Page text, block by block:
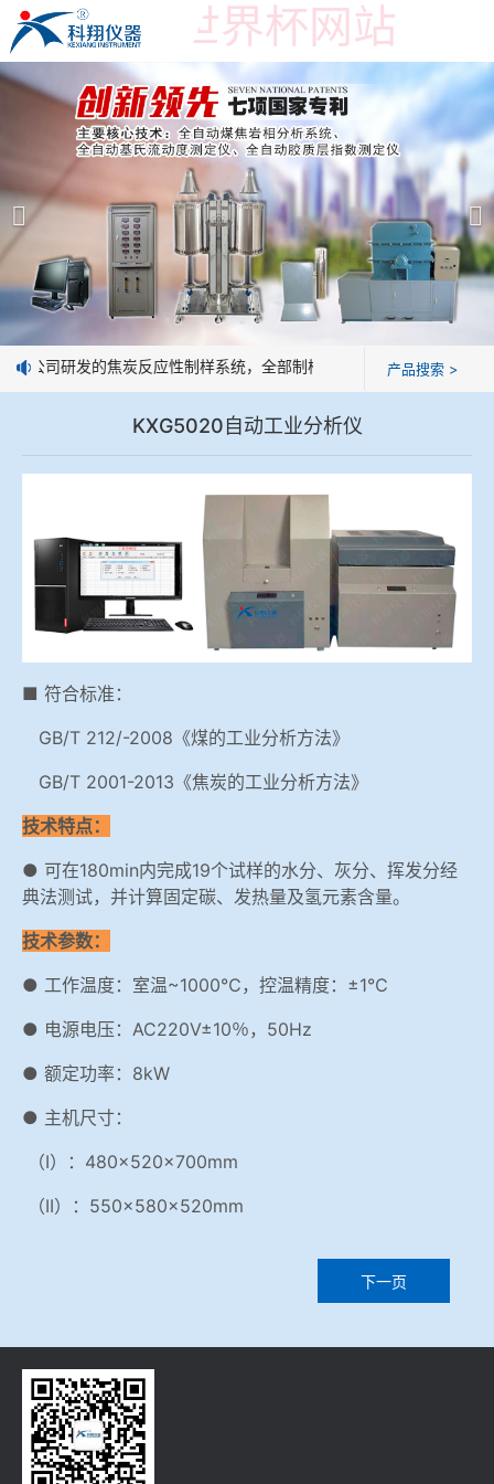
在线购买世界杯网站
在线购买世界杯网站
产品展示 ＞
焦炭高温性能检测系统
焦化行业检测及优化配煤设备
球团矿/烧结矿/块矿高温冶金性能检测系统
烧结/球团优化配矿研究设备
高炉配吹煤检测设备
冶金渣、保护渣等高温物性检测设备
冶金石灰活性度测定仪
矿石、焦炭物理检测及制样设备
工业分析、测硫仪等
公司简介
在线购买世界杯网站
企业业绩
技术交流
标准下载
企业荣誉
在线购买世界杯网站
我公司研发的焦炭反应性制样系统，全部制样过程机械化操作，没有
产品搜索 >
KXG5020自动工业分析仪
■ 符合标准：
GB/T 212/-2008《煤的工业分析方法》
GB/T 2001-2013《焦炭的工业分析方法》
技术特点：
● 可在180min内完成19个试样的水分、灰分、挥发分经
典法测试，并计算固定碳、发热量及氢元素含量。
技术参数：
● 工作温度：室温~1000℃，控温精度：±1℃
● 电源电压：AC220V±10％，50Hz
● 额定功率：8kW
● 主机尺寸：
（I）：480×520×700mm
（II）：550×580×520mm
下一页